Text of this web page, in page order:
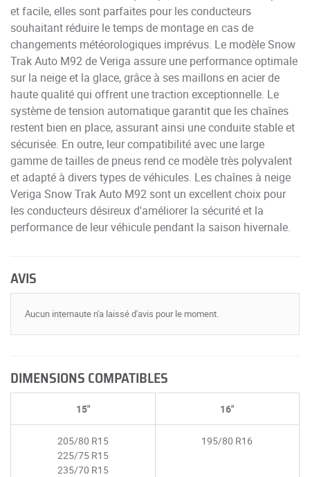
et facile, elles sont parfaites pour les conducteurs
souhaitant réduire le temps de montage en cas de
changements météorologiques imprévus. Le modèle Snow
Trak Auto M92 de Veriga assure une performance optimale
sur la neige et la glace, grâce à ses maillons en acier de
haute qualité qui offrent une traction exceptionnelle. Le
système de tension automatique garantit que les chaînes
restent bien en place, assurant ainsi une conduite stable et
sécurisée. En outre, leur compatibilité avec une large
gamme de tailles de pneus rend ce modèle très polyvalent
et adapté à divers types de véhicules. Les chaînes à neige
Veriga Snow Trak Auto M92 sont un excellent choix pour
les conducteurs désireux d'améliorer la sécurité et la
performance de leur véhicule pendant la saison hivernale.
AVIS
Aucun internaute n'a laissé d'avis pour le moment.
DIMENSIONS COMPATIBLES
15"
205/80 R15
225/75 R15
235/70 R15
16"
195/80 R16